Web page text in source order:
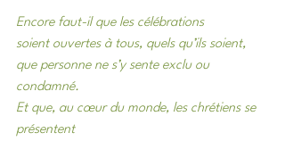
Encore faut-il que les célébrations
soient ouvertes à tous, quels qu’ils soient,
que personne ne s’y sente exclu ou
condamné.
Et que, au cœur du monde, les chrétiens se
présentent